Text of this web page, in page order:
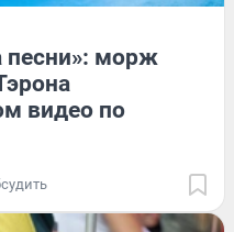
песни»: морж
видео по